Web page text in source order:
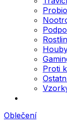
Proti
Oblečení